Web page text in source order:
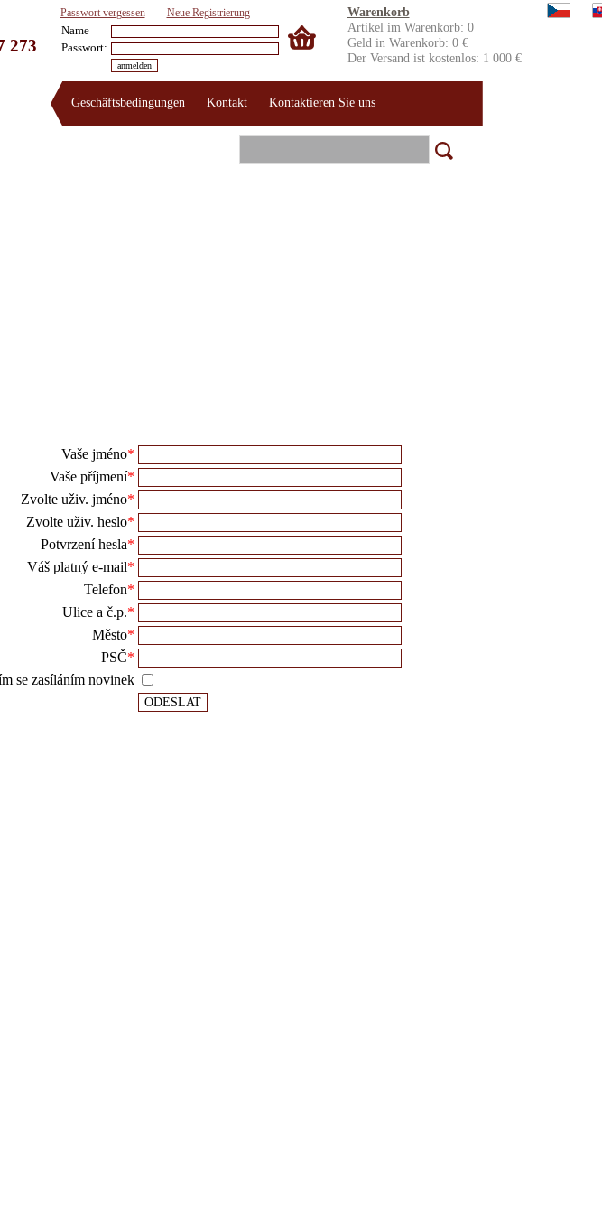
Geschäftsbedingungen Kontakt Kontaktieren Sie uns
Passwort vergessen Neue Registrierung
Name
Passwort:
Vaše jméno*
Vaše příjmení*
Zvolte uživ. jméno*
Zvolte uživ. heslo*
Potvrzení hesla*
Váš platný e-mail*
Telefon*
Ulice a č.p.*
Město*
PSČ*
se zasíláním novinek
273
Warenkorb
Artikel im Warenkorb: 0
Geld in Warenkorb: 0 €
Der Versand ist kostenlos: 1 000 €